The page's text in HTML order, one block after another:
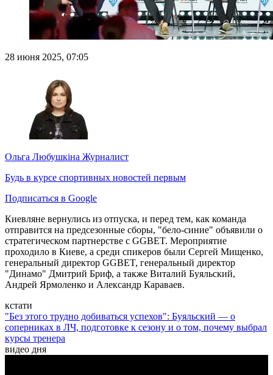
28 июня 2025, 07:05
Ольга Любушкіна Журналист
Будь в курсе спортивных новостей первым
Подписаться в Google
Киевляне вернулись из отпуска, и перед тем, как команда
отправится на предсезонные сборы, "бело-синие" объявили о
стратегическом партнерстве с GGBET. Мероприятие
проходило в Киеве, а среди спикеров были Сергей Мищенко,
генеральный директор GGBET, генеральный директор
"Динамо" Дмитрий Бриф, а также Виталий Буяльский,
Андрей Ярмоленко и Александр Караваев.
кстати
"Без этого трудно добиваться успехов": Буяльский — о
соперниках в ЛЧ, подготовке к сезону и о том, почему выбрал
курсы тренера
видео дня